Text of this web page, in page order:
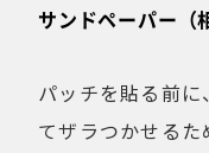
サンドペーパー（
パッチを貼る前
てザラつかせる